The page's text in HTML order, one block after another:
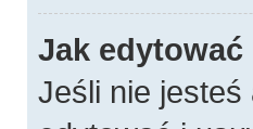
Jak
Jeśli nie